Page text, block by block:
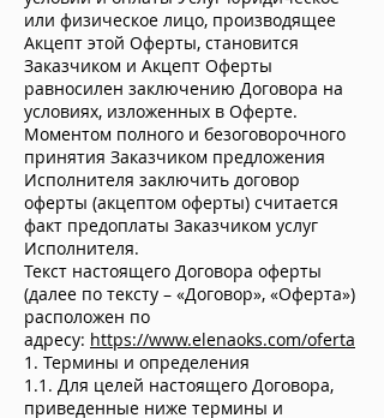
или физическое лицо, производящее
Акцепт этой Оферты, становится
Заказчиком и Акцепт Оферты
равносилен заключению Договора на
условиях, изложенных в Оферте.
Моментом полного и безоговорочного
принятия Заказчиком предложения
Исполнителя заключить договор
оферты (акцептом оферты) считается
факт предоплаты Заказчиком услуг
Исполнителя.
Текст настоящего Договора оферты
(далее по тексту – «Договор», «Оферта»)
расположен по
адресу: https://www.elenaoks.com/oferta
1. Термины и определения
1.1. Для целей настоящего Договора,
приведенные ниже термины и